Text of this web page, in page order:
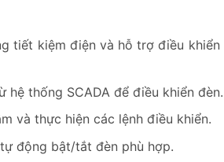
tiết kiệm điện và hỗ trợ điều khiển
hệ thống SCADA để điều khiển đèn.
và thực hiện các lệnh điều khiển.
động bật/tắt đèn phù hợp.